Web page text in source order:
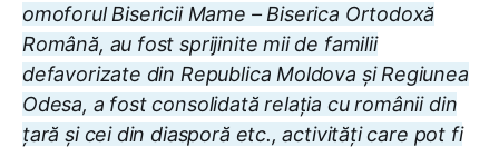
omoforul Bisericii Mame – Biserica Ortodoxă
Română, au fost sprijinite mii de familii
defavorizate din Republica Moldova și Regiunea
Odesa, a fost consolidată relația cu românii din
țară și cei din diasporă etc., activități care pot fi